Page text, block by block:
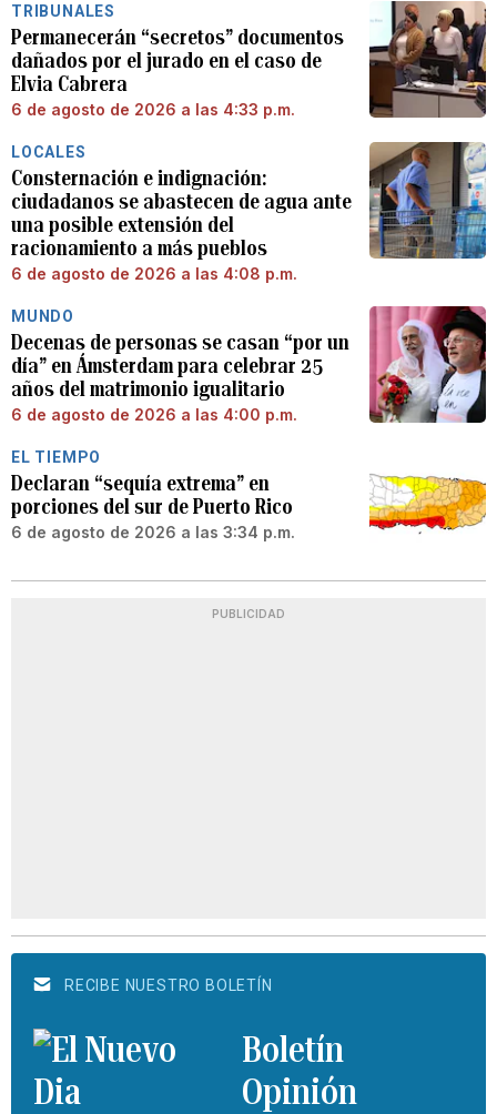
TRIBUNALES
Permanecerán “secretos” documentos
dañados por el jurado en el caso de
Elvia Cabrera
6 de agosto de 2026 a las 4:33 p.m.
LOCALES
Consternación e indignación:
ciudadanos se abastecen de agua ante
una posible extensión del
racionamiento a más pueblos
6 de agosto de 2026 a las 4:08 p.m.
MUNDO
Decenas de personas se casan “por un
día” en Ámsterdam para celebrar 25
años del matrimonio igualitario
6 de agosto de 2026 a las 4:00 p.m.
EL TIEMPO
Declaran “sequía extrema” en
porciones del sur de Puerto Rico
6 de agosto de 2026 a las 3:34 p.m.
PUBLICIDAD
RECIBE NUESTRO BOLETÍN
Boletín
Opinión